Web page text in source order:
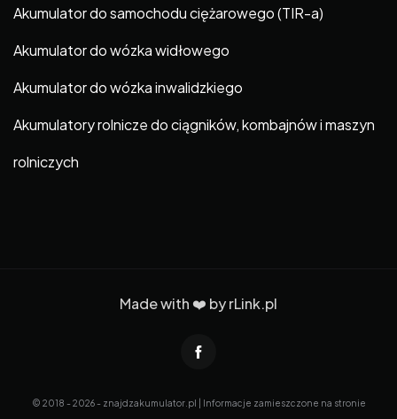
Akumulator do samochodu ciężarowego (TIR-a)
Akumulator do wózka widłowego
Akumulator do wózka inwalidzkiego
Akumulatory rolnicze do ciągników, kombajnów i maszyn
rolniczych
Made with ❤️ byrLink.pl
© 2018 - 2026 - znajdzakumulator.pl | Informacje zamieszczone na stronie